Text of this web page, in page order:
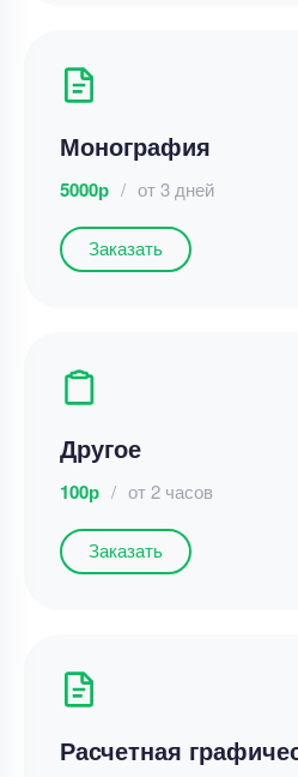
Монография
5000р / от 3 дней
Заказать
Другое
100р / от 2 часов
Заказать
Расчетная